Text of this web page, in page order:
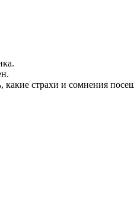
какие страхи и сомнения